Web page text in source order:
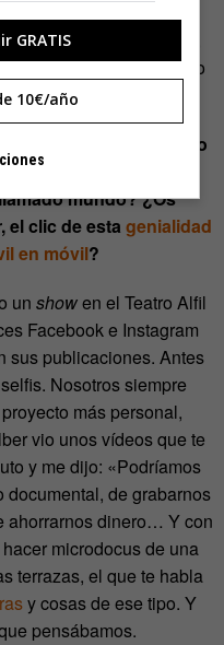
eso también influye,
gracia, y por eso
muy creativo, ¿cómo
modas, usos y
mundo? ¿Os
el clic de esta genialidad
en móvil?
un showen el Teatro Alfil
Facebook e Instagram
sus publicaciones. Antes
Nosotros siempre
más personal,
vio unos vídeos que te
y me dijo: «Podríamos
de grabarnos
ahorrarnos dinero… Y con
microdocus de una
terrazas, el que te habla
y cosas de ese tipo. Y
pensábamos.
GRATIS
10€/año